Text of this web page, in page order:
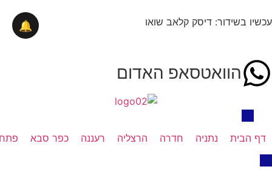
עכשיו בשידור: דיסק קלאב שואו
הוואטסאפ האדום
דף הבית נתניה חדרה הרצליה רעננה כפר סבא
🔔